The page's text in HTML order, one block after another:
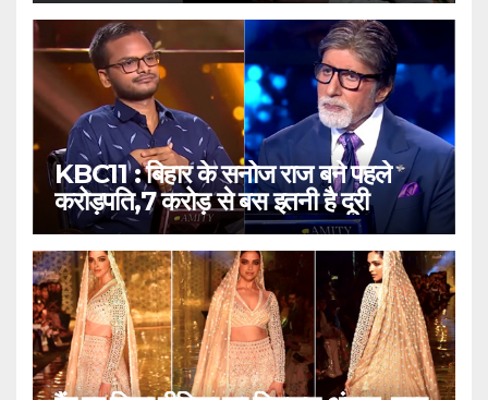
KBC11 : बिहार के सनोज राज बने पहले
करोड़पति,7 करोड़ से बस इतनी है दूरी